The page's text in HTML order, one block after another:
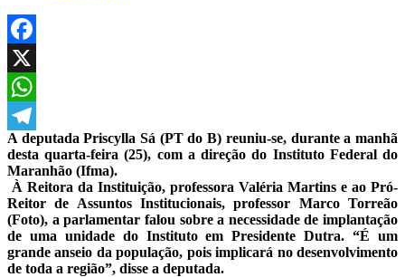
Facebook
X
WhatsApp
Telegram
A deputada Priscylla Sá (PT do B) reuniu-se, durante a manhã
desta quarta-feira (25), com a direção do Instituto Federal do
Maranhão (Ifma).
À Reitora da Instituição, professora Valéria Martins e ao Pró-
Reitor de Assuntos Institucionais, professor Marco Torreão
(Foto), a parlamentar falou sobre a necessidade de implantação
de uma unidade do Instituto em Presidente Dutra. “É um
grande anseio da população, pois implicará no desenvolvimento
de toda a região”, disse a deputada.